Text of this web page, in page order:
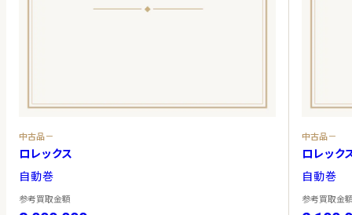
中古品－
ロレックス
自動巻
参考買取金額
中古品－
ロレック
自動巻
参考買取金